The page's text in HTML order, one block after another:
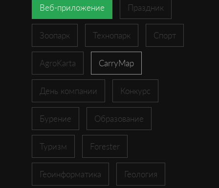
Веб-приложение Праздник
Зоопарк Технопарк Спорт
AgroKarta CarryMap
День компании Конкурс
Бурение Образование
Туризм Forester
Геоинформатика Геология